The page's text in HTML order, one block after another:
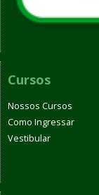
Cursos
Nossos Cursos
Como Ingressar
Vestibular